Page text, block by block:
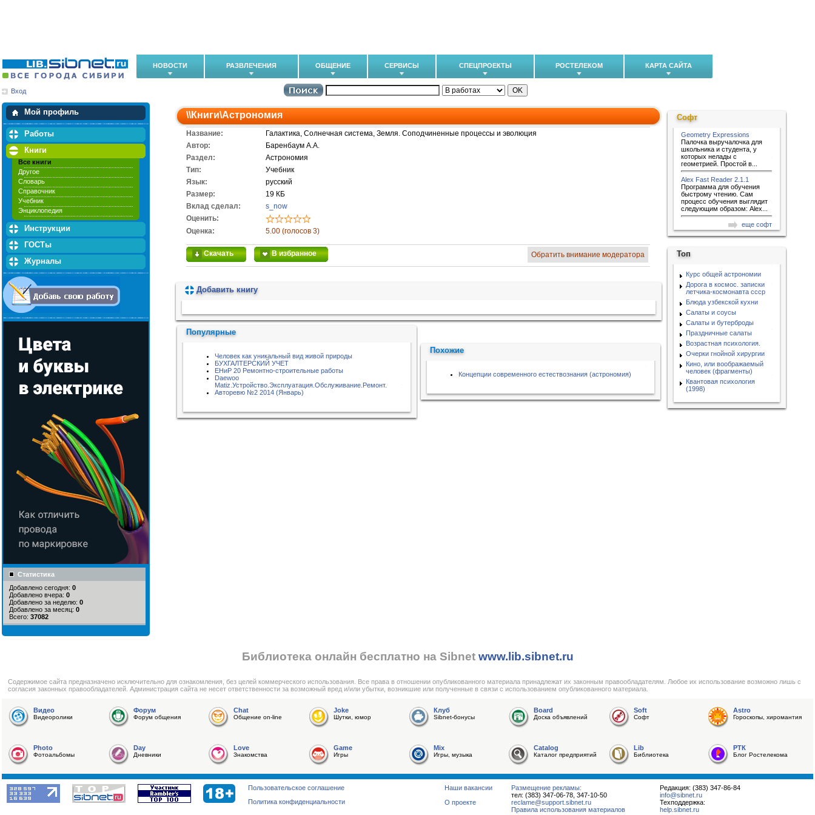
НОВОСТИ РАЗВЛЕЧЕНИЯ ОБЩЕНИЕ СЕРВИСЫ СПЕЦПРОЕКТЫ РОСТЕЛЕКОМ КАРТА САЙТА
Вход
Мой профиль
Мои закладки
Работы
Книги
Все книги
Другое
Словарь
Справочник
Учебник
Энциклопедия
Инструкции
ГОСТы
Журналы
Статистика
Добавлено сегодня: 0
Добавлено вчера: 0
Добавлено за неделю: 0
Добавлено за месяц: 0
Всего: 37082
\\Книги\Астрономия
Название:
Галактика, Солнечная система, Земля. Соподчиненные процессы и эволюция
Автор:
Баренбаум А.А.
Раздел:
Астрономия
Тип:
Учебник
Язык:
русский
Размер:
19 КБ
Вклад сделал:
s_now
Оценить:
Оценка:
5.00 (голосов 3)
Скачать В избранное Обратить внимание модератора
Добавить книгу
Популярные
Человек как уникальный вид живой природы
БУХГАЛТЕРСКИЙ УЧЕТ
ЕНиР 20 Ремонтно-строительные работы
Daewoo
Matiz.Устройство.Эксплуатация.Обслуживание.Ремонт.
Авторевю №2 2014 (Январь)
Похожие
Концепции современного естествознания (астрономия)
Софт
Geometry Expressions
Палочка выручалочка для
школьника и студента, у
которых нелады с
геометрией. Простой в...
Alex Fast Reader 2.1.1
Программа для обучения
быстрому чтению. Сам
процесс обучения выглядит
следующим образом: Alex...
еще софт
Топ
Курс общей астрономии
Дорога в космос. записки
летчика-космонавта ссср
Блюда узбекской кухни
Салаты и соусы
Салаты и бутерброды
Праздничные салаты
Возрастная психология.
Очерки гнойной хирургии
Кино, или воображаемый
человек (фрагменты)
Квантовая психология
(1998)
Библиотека онлайн бесплатно на Sibnet www.lib.sibnet.ru
Cодержимое сайта предназначено исключительно для ознакомления, без целей коммерческого использования. Все права в отношении опубликованного материала принадлежат их законным правообладателям. Любое их использование возможно лишь с
согласия законных правообладателей. Администрация сайта не несет ответственности за возможный вред и/или убытки, возникшие или полученные в связи с использованием опубликованного материала.
Видео
Видеоролики
Форум
Форум общения
Chat
Общение on-line
Joke
Шутки, юмор
Клуб
Sibnet-бонусы
Board
Доска объявлений
Soft
Софт
Astro
Гороскопы, хиромантия
Photo
Фотоальбомы
Day
Дневники
Love
Знакомства
Game
Игры
Mix
Игры, музыка
Catalog
Каталог предприятий
Lib
Библиотека
РТК
Блог Ростелекома
Редакция: (383) 347-86-84
info@sibnet.ru
Техподдержка:
help.sibnet.ru
Размещение рекламы:
тел: (383) 347-06-78, 347-10-50
reclame@support.sibnet.ru
Правила использования материалов
Наши вакансии
О проекте
Пользовательское соглашение
Политика конфиденциальности